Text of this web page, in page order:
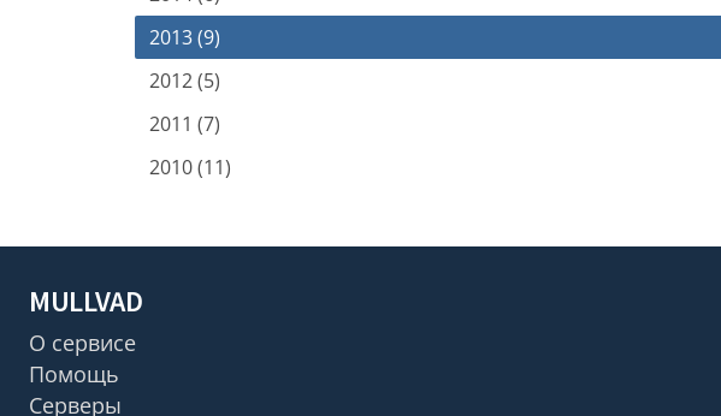
2013 (9)
2012 (5)
2011 (7)
2010 (11)
MULLVAD
О сервисе
Помощь
Серверы